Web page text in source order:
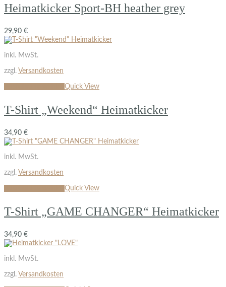
Heimatkicker Sport-BH heather grey
29,90 €
inkl. MwSt.
zzgl. Versandkosten
Quick View
T-Shirt „Weekend“ Heimatkicker
34,90 €
inkl. MwSt.
zzgl. Versandkosten
Quick View
T-Shirt „GAME CHANGER“ Heimatkicker
34,90 €
inkl. MwSt.
zzgl. Versandkosten